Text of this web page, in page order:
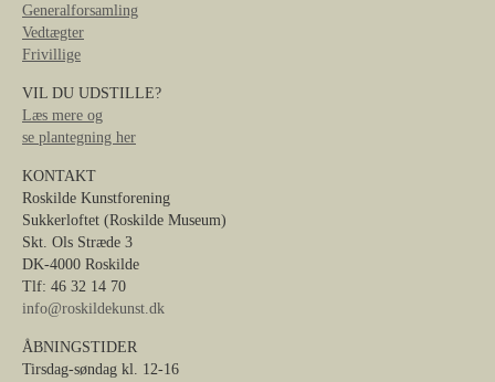
Generalforsamling
Vedtægter
Frivillige
VIL DU UDSTILLE?
Læs mere og
se plantegning her
KONTAKT
Roskilde Kunstforening
Sukkerloftet (Roskilde Museum)
Skt. Ols Stræde 3
DK-4000 Roskilde
Tlf: 46 32 14 70
info@roskildekunst.dk
ÅBNINGSTIDER
Tirsdag-søndag kl. 12-16